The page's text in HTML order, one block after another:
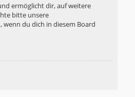
ermöglicht dir, auf weitere
bitte unsere
du dich in diesem Board